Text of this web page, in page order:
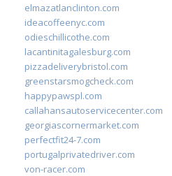
elmazatlanclinton.com
ideacoffeenyc.com
odieschillicothe.com
lacantinitagalesburg.com
pizzadeliverybristol.com
greenstarsmogcheck.com
happypawspl.com
callahansautoservicecenter.com
georgiascornermarket.com
perfectfit24-7.com
portugalprivatedriver.com
von-racer.com